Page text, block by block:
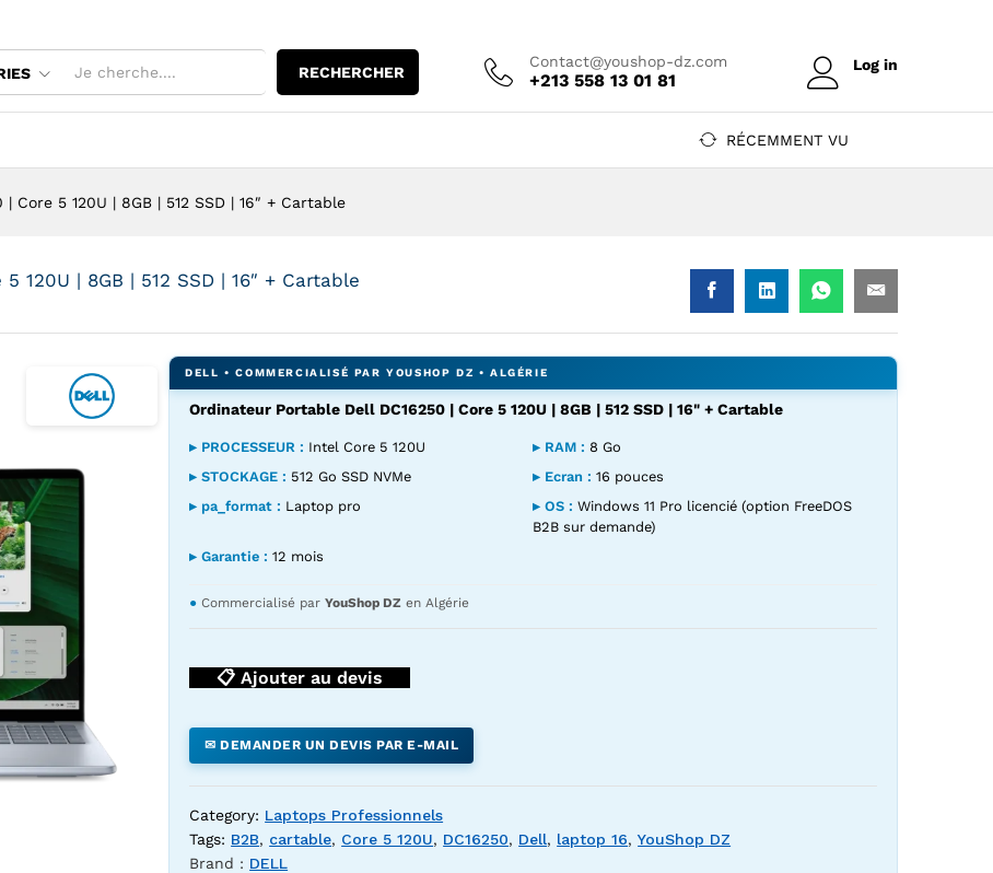
RECHERCHER
Contact@youshop-dz.com
+213 558 13 01 81
Log in
RÉCEMMENT VU
Core 5 120U | 8GB | 512 SSD | 16″ + Cartable
120U | 8GB | 512 SSD | 16″ + Cartable
Ordinateur Portable Dell DC16250 | Core 5 120U | 8GB | 512 SSD | 16" + Cartable
▸ PROCESSEUR : Intel Core 5 120U ▸ RAM : 8 Go
▸ STOCKAGE : 512 Go SSD NVMe ▸ Ecran : 16 pouces
▸ pa_format : Laptop pro ▸ OS : Windows 11 Pro licencié (option FreeDOS
B2B sur demande)
▸ Garantie : 12 mois
● Commercialisé parYouShop DZ en Algérie
📋 Ajouter au devis
✉ DEMANDER UN DEVIS PAR E-MAIL
Category: Laptops Professionnels
Tags: B2B, cartable, Core 5 120U, DC16250, Dell, laptop 16,YouShop DZ
Brand : DELL